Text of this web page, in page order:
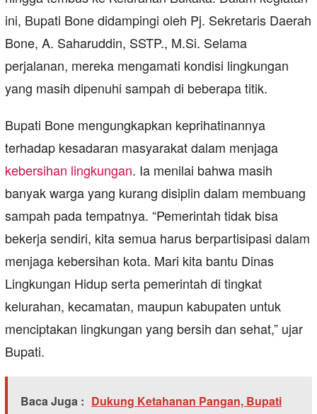
ini, Bupati Bone didampingi oleh Pj. Sekretaris Daerah
Bone, A. Saharuddin, SSTP., M.Si. Selama
perjalanan, mereka mengamati kondisi lingkungan
yang masih dipenuhi sampah di beberapa titik.
Bupati Bone mengungkapkan keprihatinannya
terhadap kesadaran masyarakat dalam menjaga
kebersihan lingkungan. Ia menilai bahwa masih
banyak warga yang kurang disiplin dalam membuang
sampah pada tempatnya. “Pemerintah tidak bisa
bekerja sendiri, kita semua harus berpartisipasi dalam
menjaga kebersihan kota. Mari kita bantu Dinas
Lingkungan Hidup serta pemerintah di tingkat
kelurahan, kecamatan, maupun kabupaten untuk
menciptakan lingkungan yang bersih dan sehat,” ujar
Bupati.
Baca Juga : Dukung Ketahanan Pangan, Bupati